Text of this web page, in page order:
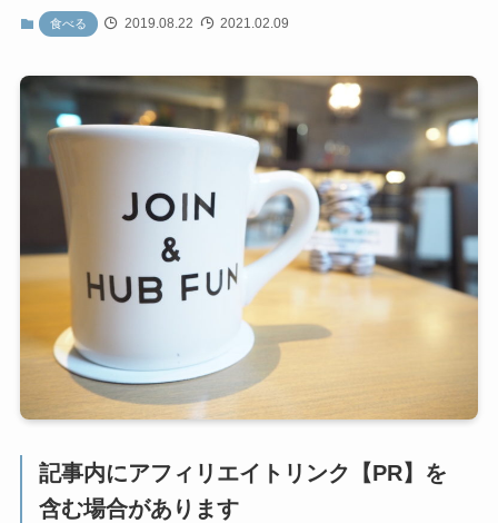
食べる 2019.08.22 2021.02.09
記事内にアフィリエイトリンク【PR】を
含む場合があります